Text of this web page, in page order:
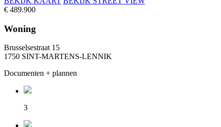
€ 489.900
Woning
Brusselsestraat 15
1750 SINT-MARTENS-LENNIK
Documenten + plannen
3